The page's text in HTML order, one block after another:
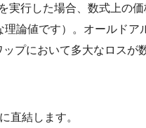
行した場合、数式上の
論値です）。オールドア
プにおいて多大なロスが
直結します。